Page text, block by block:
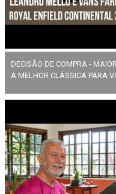
DECISÃO DE COMPRA -
A MELHOR CLÁSSICA PARA